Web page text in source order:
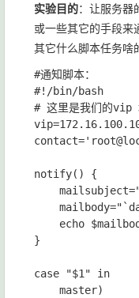
实验目的：让服务器
或一些其它的手段来
其它什么脚本任务啥
#通知脚本：
#!/bin/bash
# 这里是我们的vip
notify() {
echo
}
case "$1" in
    master)